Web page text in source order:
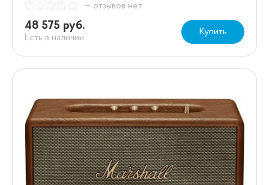
— отзывов нет
48 575 руб.
Есть в наличии
Купить